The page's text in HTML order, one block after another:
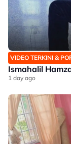
VIDEO TERKINI &
Ismahalil
1 day ago